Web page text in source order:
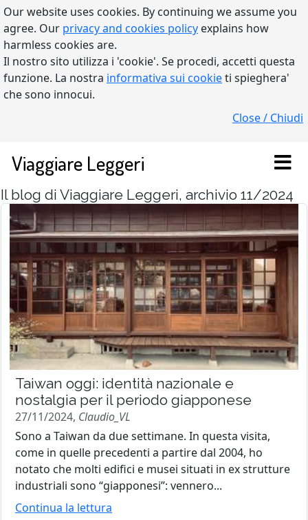
Our website uses cookies. By continuing we assume you
agree. Our privacy and cookies policy explains how
harmless cookies are.
Il nostro sito utilizza i 'cookie'. Se procedi, accetti questa
funzione. La nostra informativa sui cookieti spieghera'
che sono innocui.
Close / Chiudi
Viaggiare Leggeri
Il blog di Viaggiare Leggeri, archivio 11/2024
Taiwan oggi: identità nazionale e
nostalgia per il periodo giapponese
27/11/2024, Claudio_VL
Sono a Taiwan da due settimane. In questa visita,
come in quelle precedenti a partire dal 2004, ho
notato che molti edifici e musei situati in ex strutture
industriali sono “giapponesi”: vennero...
Continua la lettura